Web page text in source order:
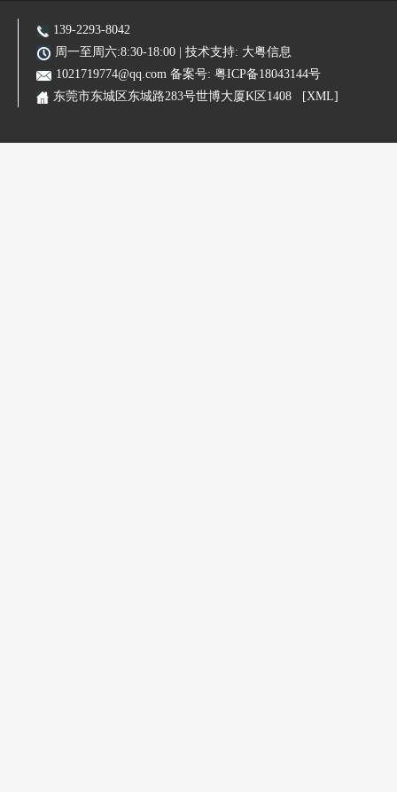
阿里装修运营
主营业务:东莞网站建设|东莞网站优化|东莞SEO优化推广|品牌网站|手机网站|微信小程序|霸屏推广
139-2293-8042
周一至周六:8:30-18:00 | 技术支持: 大粤信息
1021719774@qq.com 备案号: 粤ICP备18043144号
东莞市东城区东城路283号世博大厦K区1408
[XML]